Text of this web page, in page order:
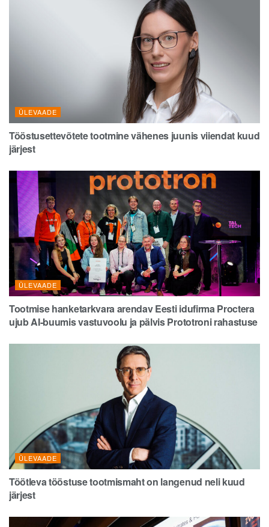
ÜLEVAADE
Tööstusettevõtete tootmine vähenes juunis viiendat kuud
järjest
ÜLEVAADE
Tootmise hanketarkvara arendav Eesti idufirma Proctera
ujub AI-buumis vastuvoolu ja pälvis Prototroni rahastuse
ÜLEVAADE
Töötleva tööstuse tootmismaht on langenud neli kuud
järjest